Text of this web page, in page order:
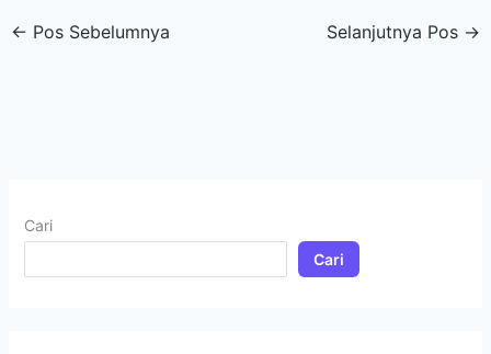
← Pos Sebelumnya Selanjutnya Pos →
Cari
Cari